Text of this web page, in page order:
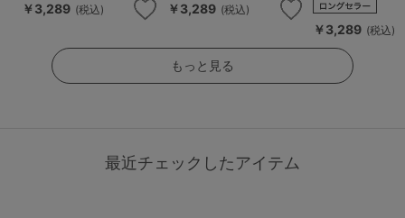
￥3,289 (税込) ￥3,289 (税込)
￥3,289 (税込)
もっと見る
最近チェックしたアイテム